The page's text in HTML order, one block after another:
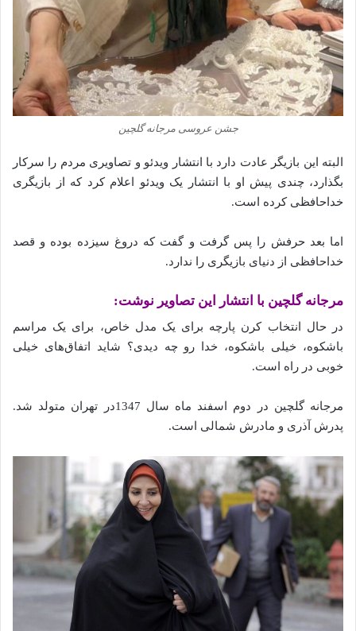
جشن عروسی مرجانه گلچین
البته این بازیگر عادت دارد با انتشار ویدئو و تصاویری مردم را سرکار
بگذارد، چندی پیش او با انتشار یک ویدئو اعلام کرد که از بازیگری
خداحافظی کرده است.
اما بعد حرفش را پس گرفت و گفت که دروغ سیزده بوده و قصد
خداحافظی از دنیای بازیگری را ندارد.
مرجانه گلچین با انتشار این تصاویر نوشت:
در حال انتخاب کرن پارچه برای یک مدل خاص، برای یک مراسم
باشکوه، خیلی باشکوه، خدا رو چه دیدی؟ شاید اتفاق‌های خیلی
خوبی در راه است.
مرجانه گلچین در دوم اسفند ماه سال 1347در تهران متولد شد.
پدرش آذری و مادرش شمالی است.